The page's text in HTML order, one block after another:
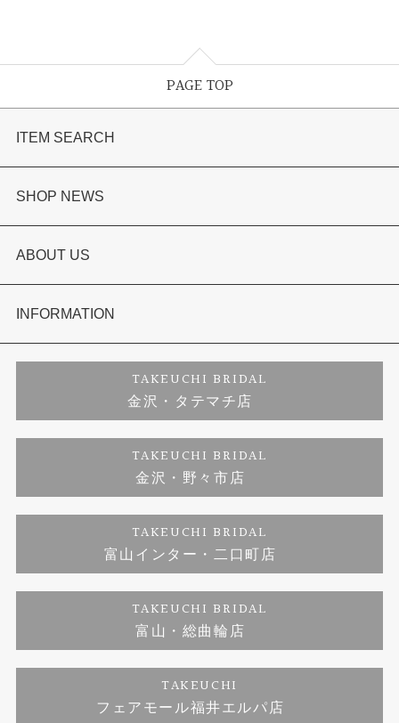
PAGE TOP
ITEM SEARCH
婚約指輪
結婚指輪
セットリング
婚約ネックレス
ダイヤモンド
ジュエリーリフォーム
SHOP NEWS
選ばれる理由まとめ
お客様の声
プロポーズサポート
ブランドリスト
福井指輪工房｜手作りペアリング
福井指輪工房｜手作り結婚指輪 and 婚約指輪
福井工房｜手作り婚約指輪プロポーズプラン
ABOUT US
会社概要
お客様の声
INFORMATION
プライバシーポリシー
TAKEUCHI BRIDAL
金沢・タテマチ店
TAKEUCHI BRIDAL
金沢・野々市店
TAKEUCHI BRIDAL
富山インター・二口町店
TAKEUCHI BRIDAL
富山・総曲輪店
TAKEUCHI
フェアモール福井エルパ店